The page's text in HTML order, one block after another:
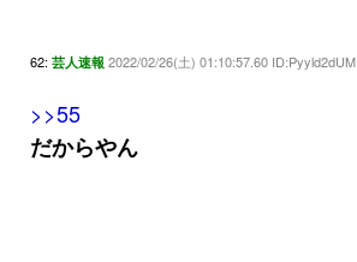
62: 芸人速報 2022/02/26(土) 01:10:57.60 ID:Pyyld2dUM
>>55
だからやん